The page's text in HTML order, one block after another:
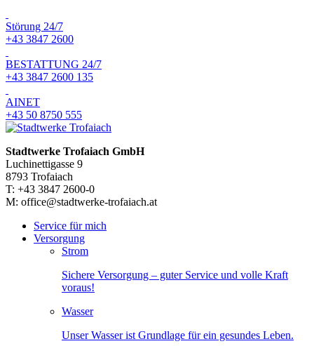
Störung 24/7
+43 3847 2600
BESTATTUNG 24/7
+43 3847 2600 135
AINET
+43 50 8750 555
Stadtwerke Trofaiach GmbH
Luchinettigasse 9
8793 Trofaiach
T: +43 3847 2600-0
M: office@stadtwerke-trofaiach.at
Service für mich
Versorgung
Strom
Sichere Versorgung – guter Service und volle Kraft
voraus!
Wasser
Unser Wasser ist Grundlage für ein gesundes Leben.